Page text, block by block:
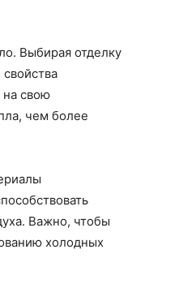
Выбирая отделку
на свою
чем более
Важно, чтобы
холодных